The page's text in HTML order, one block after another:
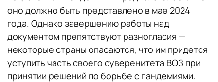
оно должно быть представлено в мае 2024
года. Однако завершению работы над
документом препятствуют разногласия —
некоторые страны опасаются, что им придется
уступить часть своего суверенитета ВОЗ при
принятии решений по борьбе с пандемиями.